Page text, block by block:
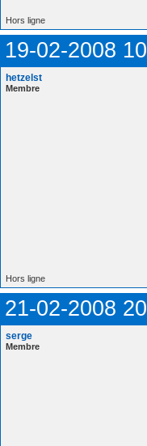
Hors ligne
19-02-2008
hetzelst
Membre
Hors ligne
21-02-2008
serge
Membre